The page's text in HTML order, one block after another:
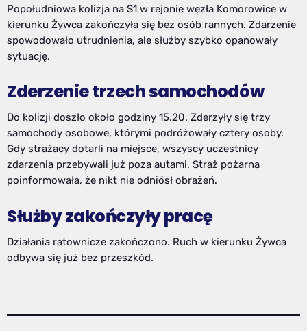
Popołudniowa kolizja na S1 w rejonie węzła Komorowice w
kierunku Żywca zakończyła się bez osób rannych. Zdarzenie
spowodowało utrudnienia, ale służby szybko opanowały
sytuację.
Zderzenie trzech samochodów
Do kolizji doszło około godziny 15.20. Zderzyły się trzy
samochody osobowe, którymi podróżowały cztery osoby.
Gdy strażacy dotarli na miejsce, wszyscy uczestnicy
zdarzenia przebywali już poza autami. Straż pożarna
poinformowała, że nikt nie odniósł obrażeń.
Służby zakończyły pracę
Działania ratownicze zakończono. Ruch w kierunku Żywca
odbywa się już bez przeszkód.